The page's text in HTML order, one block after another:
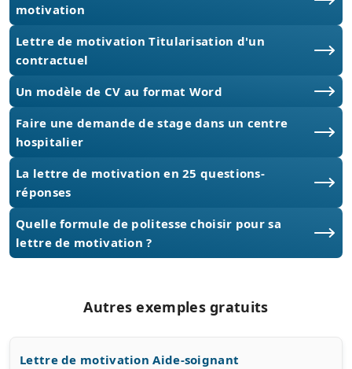
motivation
Lettre de motivation Titularisation d'un
contractuel
Un modèle de CV au format Word
Faire une demande de stage dans un centre
hospitalier
La lettre de motivation en 25 questions-
réponses
Quelle formule de politesse choisir pour sa
lettre de motivation ?
Autres exemples gratuits
Lettre de motivation Aide-soignant